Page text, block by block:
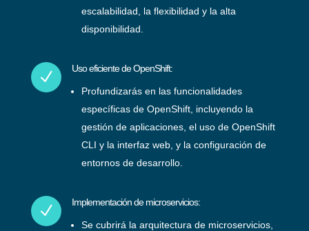
escalabilidad, la flexibilidad y la alta
disponibilidad.
N Uso eficiente de OpenShift:
Profundizarás en las funcionalidades
específicas de OpenShift, incluyendo la
gestión de aplicaciones, el uso de OpenShift
CLI y la interfaz web, y la configuración de
entornos de desarrollo.
N Implementación de microservicios:
Se cubrirá la arquitectura de microservicios,